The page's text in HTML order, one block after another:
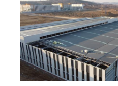
Geprefabriceerde stalen
Stalen structuurmagazijn